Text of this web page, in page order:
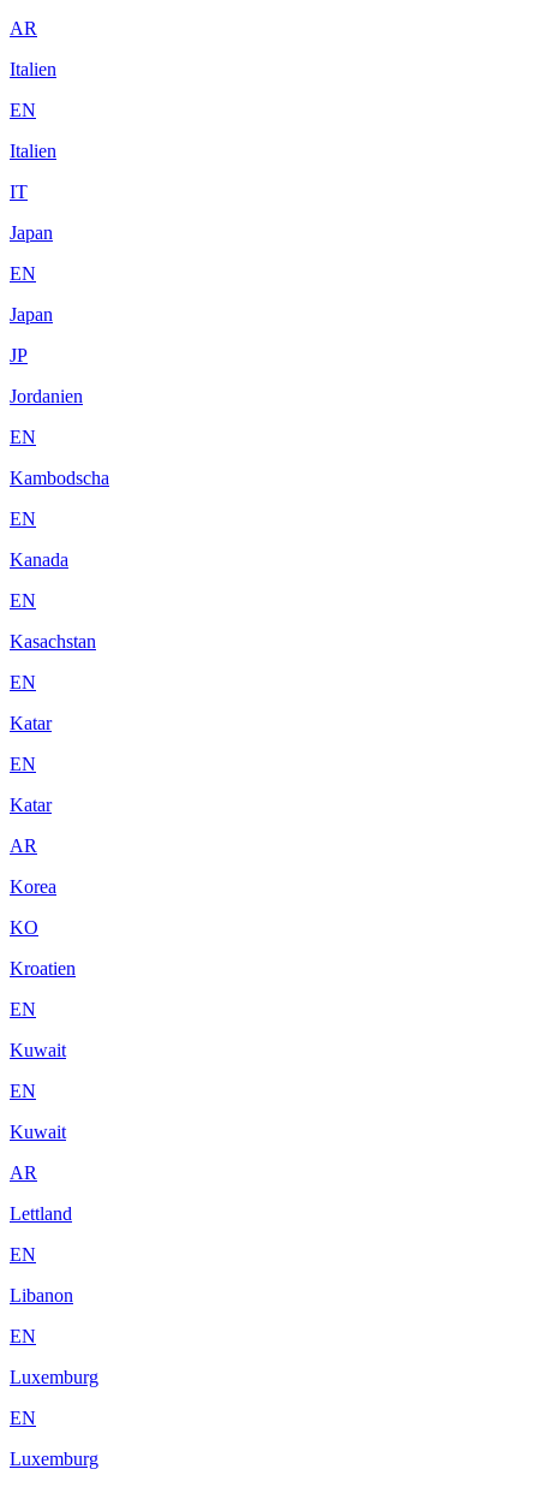
AR
Italien
EN
Italien
IT
Japan
EN
Japan
JP
Jordanien
EN
Kambodscha
EN
Kanada
EN
Kasachstan
EN
Katar
EN
Katar
AR
Korea
KO
Kroatien
EN
Kuwait
EN
Kuwait
AR
Lettland
EN
Libanon
EN
Luxemburg
EN
Luxemburg